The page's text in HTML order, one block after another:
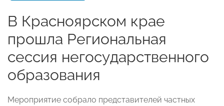
В Красноярском крае
прошла Региональная
сессия негосударственного
образования
Мероприятие собрало представителей частных